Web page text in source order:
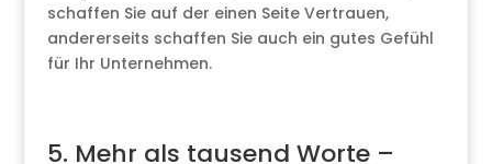
schaffen Sie auf der einen Seite Vertrauen,
andererseits schaffen Sie auch ein gutes Gefühl
für Ihr Unternehmen.
5. Mehr als tausend Worte –